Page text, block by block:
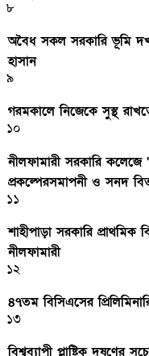
৮
অবৈধ সকল সরকারি ভূমি
হাসান
৯
গরমকালে নিজেকে সুস্থ
১০
নীলফামারী সরকারি কলেজে
প্রকল্পেরসমাপনী ও সনদ
১১
শাহীপাড়া সরকারি প্রাথমিক
নীলফামারী
১২
৪৭তম বিসিএসের
১৩
বিশ্বব্যাপী প্লাষ্টিক দূষণের